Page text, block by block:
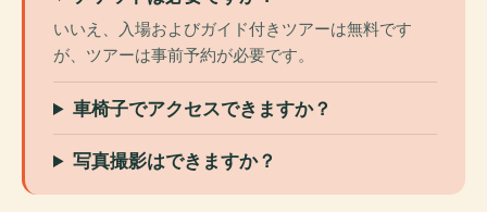
いいえ、入場およびガイド付きツアーは無料です
が、ツアーは事前予約が必要です。
車椅子でアクセスできますか？
写真撮影はできますか？